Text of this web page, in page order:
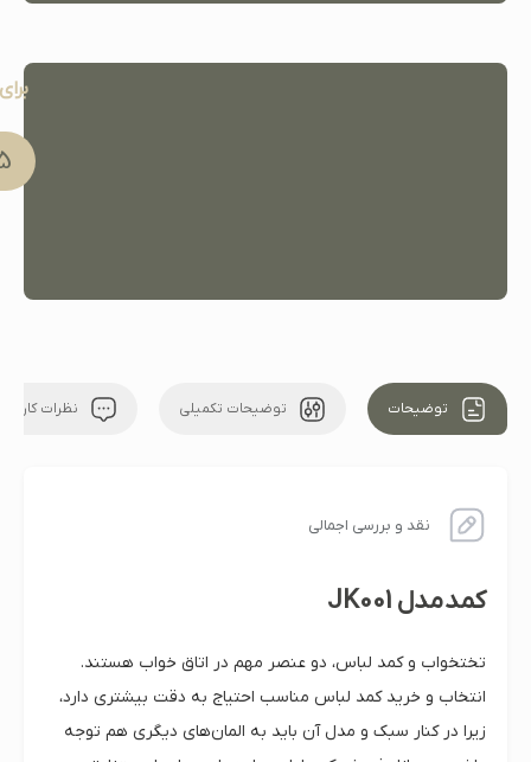
توضیحات توضیحات تکمیلی نظرات
نقد و بررسی اجمالی
کمد مدل JK001
تختخواب و کمد لباس، دو عنصر مهم در اتاق خواب هستند.
انتخاب و خرید کمد لباس مناسب احتیاج به دقت بیشتری دارد،
زیرا در کنار سبک و مدل آن باید به المان‌های دیگری هم توجه